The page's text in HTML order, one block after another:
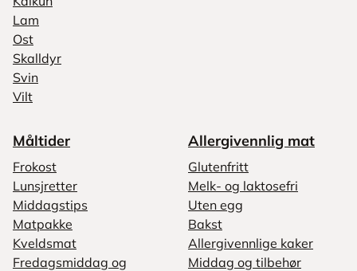
Lam
Ost
Skalldyr
Svin
Vilt
Måltider
Frokost
Lunsjretter
Middagstips
Matpakke
Kveldsmat
Fredagsmiddag og
Allergivennlig mat
Glutenfritt
Melk- og laktosefri
Uten egg
Bakst
Allergivennlige kaker
Middag og tilbehør